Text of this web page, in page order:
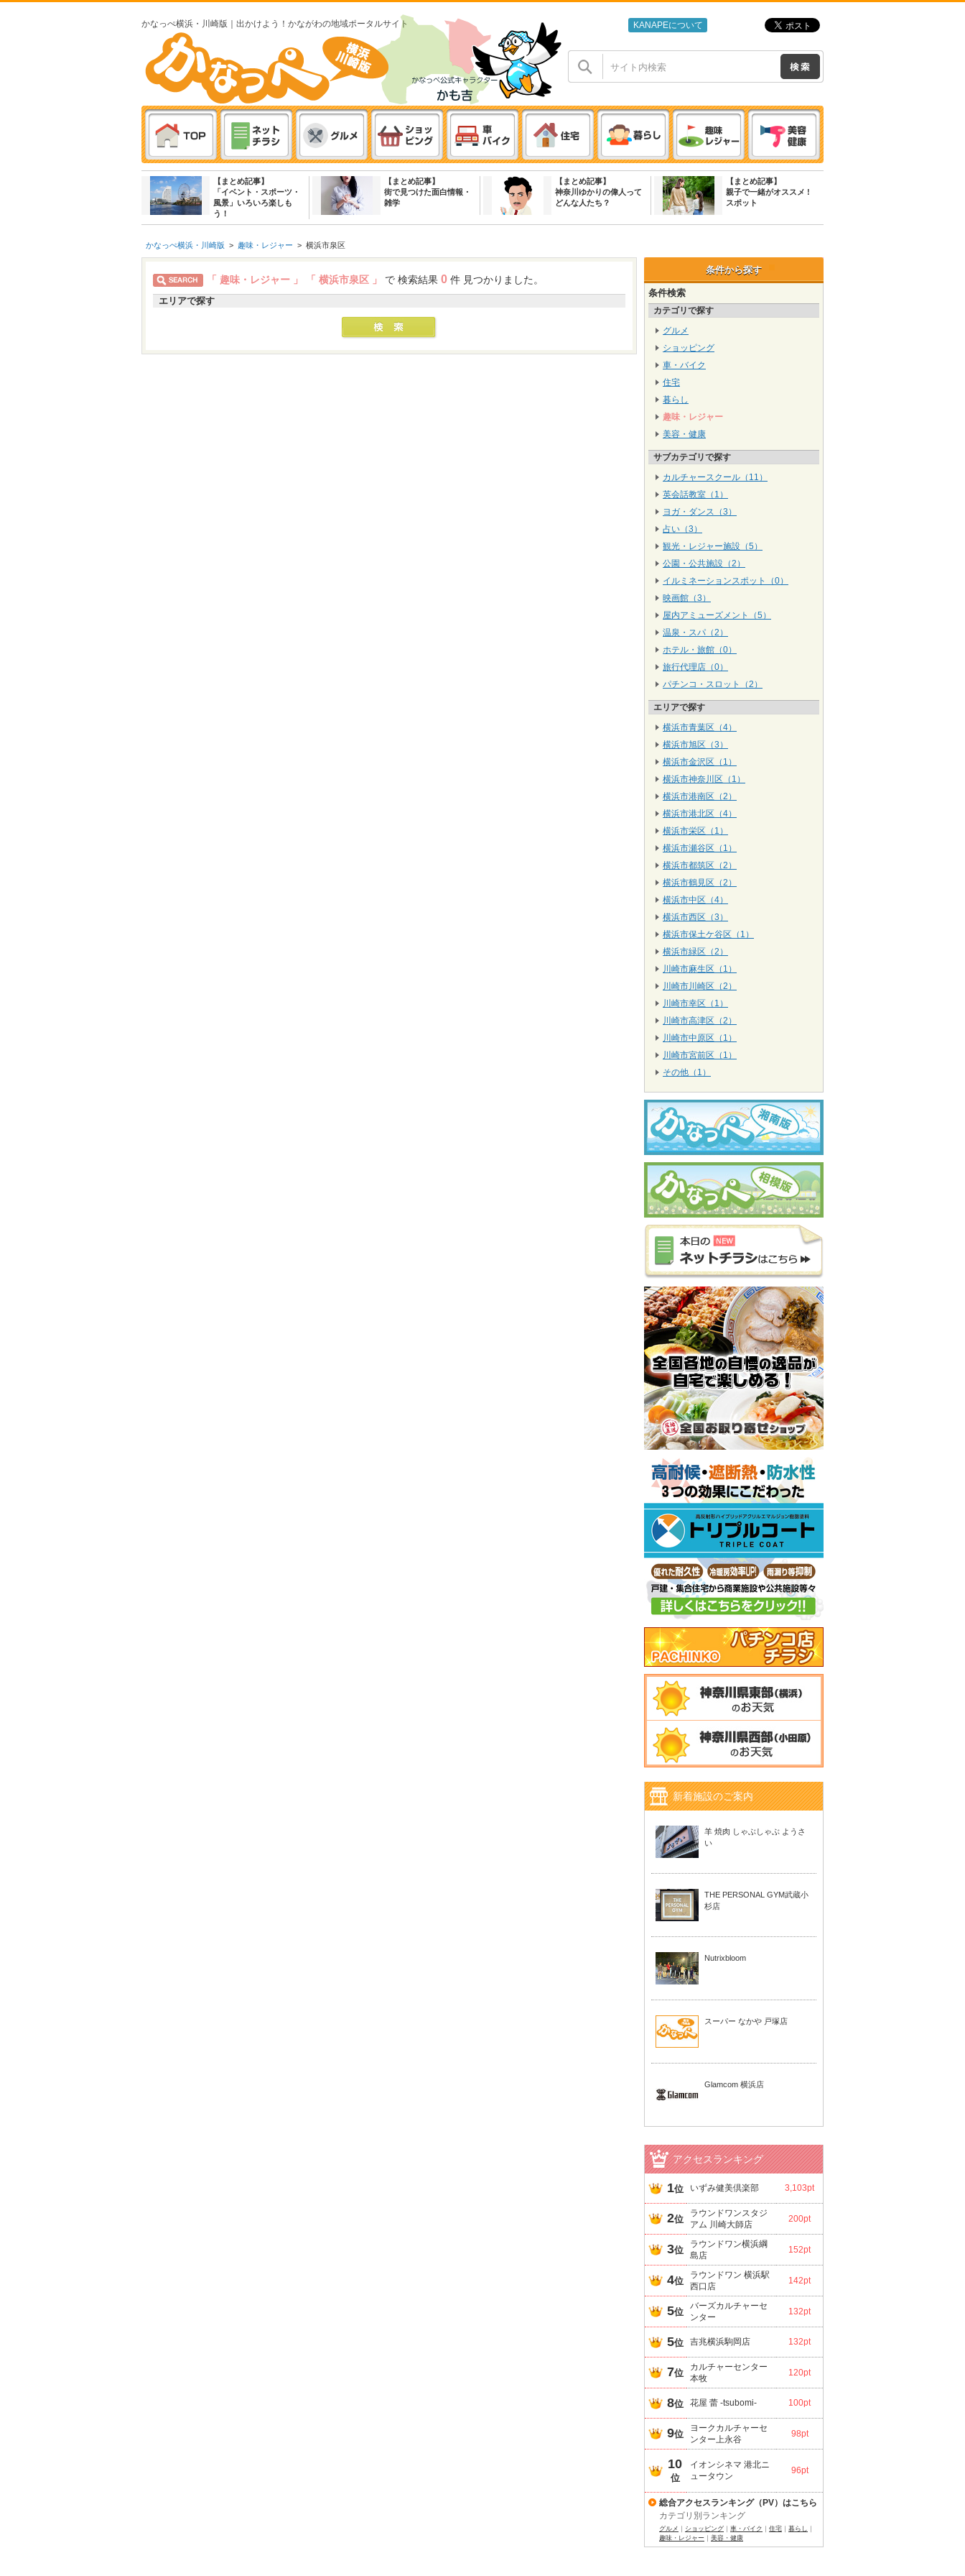
かなっぺ横浜・川崎版｜出かけよう！かながわの地域ポータルサイト KANAPEについて
【まとめ記事】
「イベント・スポーツ・
風景」いろいろ楽しも
う！
【まとめ記事】
街で見つけた面白情報・
雑学
【まとめ記事】
神奈川ゆかりの偉人って
どんな人たち？
【まとめ記事】
親子で一緒がオススメ !
スポット
かなっぺ横浜・川崎版 > 趣味・レジャー > 横浜市泉区
条件から探す
条件検索
カテゴリで探す
グルメ
ショッピング
車・バイク
住宅
暮らし
趣味・レジャー
美容・健康
サブカテゴリで探す
カルチャースクール（11）
英会話教室（1）
ヨガ・ダンス（3）
占い（3）
観光・レジャー施設（5）
公園・公共施設（2）
イルミネーションスポット（0）
映画館（3）
屋内アミューズメント（5）
温泉・スパ（2）
ホテル・旅館（0）
旅行代理店（0）
パチンコ・スロット（2）
エリアで探す
横浜市青葉区（4）
横浜市旭区（3）
横浜市金沢区（1）
横浜市神奈川区（1）
横浜市港南区（2）
横浜市港北区（4）
横浜市栄区（1）
横浜市瀬谷区（1）
横浜市都筑区（2）
横浜市鶴見区（2）
横浜市中区（4）
横浜市西区（3）
横浜市保土ケ谷区（1）
横浜市緑区（2）
川崎市麻生区（1）
川崎市川崎区（2）
川崎市幸区（1）
川崎市高津区（2）
川崎市中原区（1）
川崎市宮前区（1）
その他（1）
新着施設のご案内
羊 焼肉 しゃぶしゃぶ ようさ
い
THE PERSONAL GYM武蔵小
杉店
Nutrixbloom
スーパー なかや 戸塚店
Glamcom 横浜店
アクセスランキング
1位 いずみ健美倶楽部 3,103pt
2位
ラウンドワンスタジ
アム 川崎大師店
200pt
3位
ラウンドワン横浜綱
島店
152pt
4位
ラウンドワン 横浜駅
西口店
142pt
5位
バーズカルチャーセ
ンター
132pt
5位 吉兆横浜駒岡店 132pt
7位
カルチャーセンター
本牧
120pt
8位 花屋 蕾 -tsubomi- 100pt
9位
ヨークカルチャーセ
ンター上永谷
98pt
10
位
イオンシネマ 港北ニ
ュータウン
96pt
総合アクセスランキング（PV）はこちら
カテゴリ別ランキング
グルメ ショッピング 車・バイク 住宅 暮らし
趣味・レジャー
美容・健康
「 趣味・レジャー 」 「 横浜市泉区 」 で 検索結果 0 件 見つかりました。
エリアで探す